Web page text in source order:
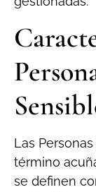
Las
término
se definen